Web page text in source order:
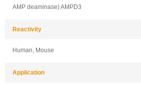
AMP deaminase) AMPD3
Reactivity
Human, Mouse
Application